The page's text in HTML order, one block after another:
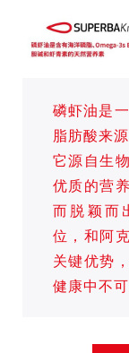
磷虾油是
脂肪酸来
它源自生
优质的营
而脱颖而
位，和阿
关键优势
健康中不